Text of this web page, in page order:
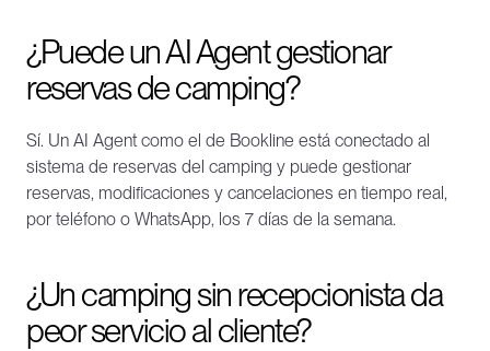
¿Puede un AI Agent gestionar
reservas de camping?
Sí. Un AI Agent como el de Bookline está conectado al
sistema de reservas del camping y puede gestionar
reservas, modificaciones y cancelaciones en tiempo real,
por teléfono o WhatsApp, los 7 días de la semana.
¿Un camping sin recepcionista da
peor servicio al cliente?